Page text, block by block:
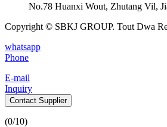
No.78 Huanxi Wout, Zhutang Vil,
Copyright © SBKJ GROUP. Tout Dwa
whatsapp
Phone
E-mail
Inquiry
Contact Supplier
(0/10)